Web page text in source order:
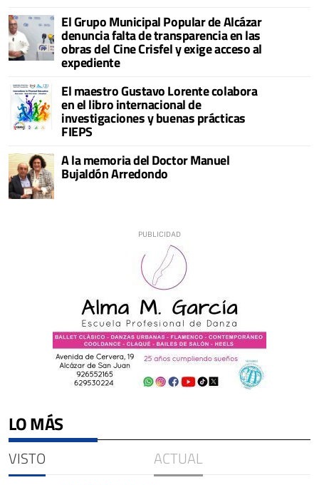
El Grupo Municipal Popular de Alcázar
denuncia falta de transparencia en las
obras del Cine Crisfel y exige acceso al
expediente
El maestro Gustavo Lorente colabora
en el libro internacional de
investigaciones y buenas prácticas
FIEPS
A la memoria del Doctor Manuel
Bujaldón Arredondo
LO MÁS
VISTO ACTUAL